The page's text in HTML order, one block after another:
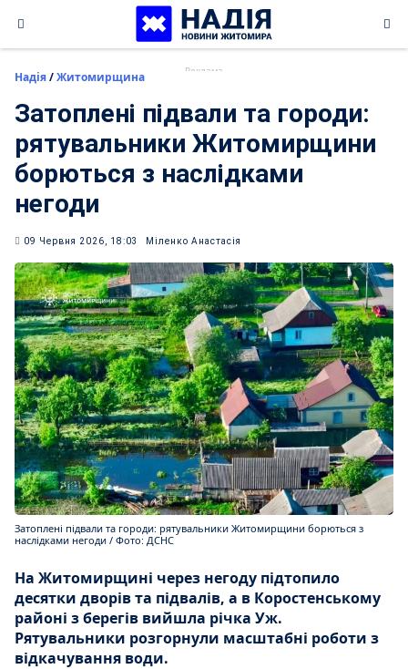
content
Надія/Житомирщина
Затоплені підвали та городи:
рятувальники Житомирщини
борються з наслідками
негоди
09 Червня 2026, 18:03 Міленко Анастасія
Затоплені підвали та городи: рятувальники Житомирщини борються з
наслідками негоди / Фото: ДСНС
На Житомирщині через негоду підтопило
десятки дворів та підвалів, а в Коростенському
районі з берегів вийшла річка Уж.
Рятувальники розгорнули масштабні роботи з
відкачування води.